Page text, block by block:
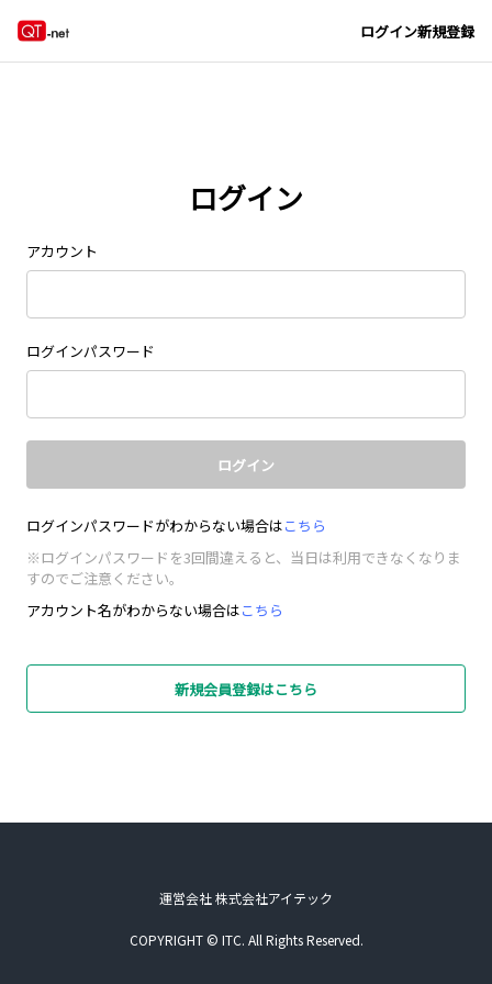
ログイン新規登録
ログイン
アカウント
ログインパスワード
ログイン
ログインパスワードがわからない場合はこちら
※ログインパスワードを3回間違えると、当日は利用できなくなりま
すのでご注意ください。
アカウント名がわからない場合はこちら
新規会員登録はこちら
運営会社 株式会社アイテック
COPYRIGHT © ITC. All Rights Reserved.